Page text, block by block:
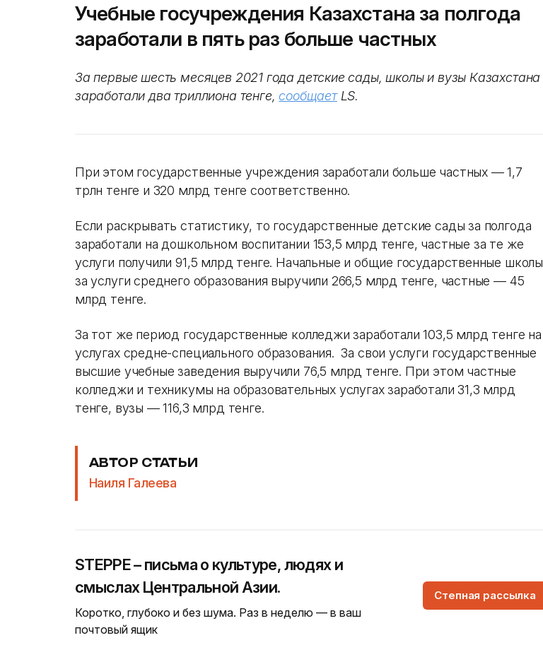
Учебные госучреждения Казахстана за полгода
заработали в пять раз больше частных
За первые шесть месяцев 2021 года детские сады, школы и вузы Казахстана
заработали два триллиона тенге,сообщаетLS.
При этом государственные учреждения заработали больше частных — 1,7
трлн тенге и 320 млрд тенге соответственно.
Если раскрывать статистику, то государственные детские сады за полгода
заработали на дошкольном воспитании 153,5 млрд тенге, частные за те же
услуги получили 91,5 млрд тенге. Начальные и общие государственные школы
за услуги среднего образования выручили 266,5 млрд тенге, частные — 45
млрд тенге.
За тот же период государственные колледжи заработали 103,5 млрд тенге на
услугах средне-специального образования. За свои услуги государственные
высшие учебные заведения выручили 76,5 млрд тенге. При этом частные
колледжи и техникумы на образовательных услугах заработали 31,3 млрд
тенге, вузы — 116,3 млрд тенге.
АВТОР СТАТЬИ
Наиля Галеева
STEPPE – письма о культуре, людях и
смыслах Центральной Азии.
Коротко, глубоко и без шума. Раз в неделю — в ваш
почтовый ящик
Степная рассылка